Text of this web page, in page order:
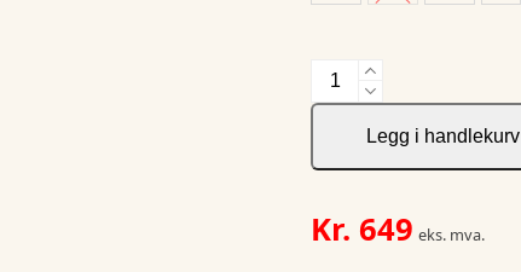
JH&F
Yellow
50
Regular
antall
Legg i handlekurv
Kr. 649 eks. mva.